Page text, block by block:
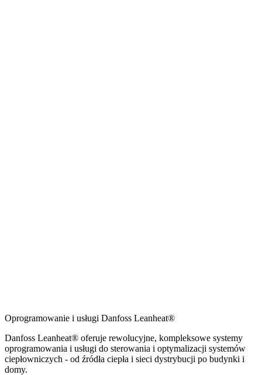
Oprogramowanie i usługi Danfoss Leanheat®
Danfoss Leanheat® oferuje rewolucyjne, kompleksowe systemy
oprogramowania i usługi do sterowania i optymalizacji systemów
ciepłowniczych - od źródła ciepła i sieci dystrybucji po budynki i
domy.